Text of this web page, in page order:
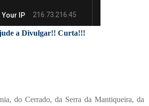
a Divulgar!! Curta!!!
do Cerrado, da Serra da Mantiqueira, da